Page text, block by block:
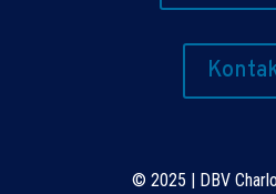
© 2025 | DBV